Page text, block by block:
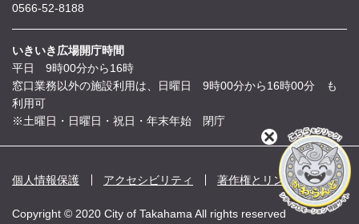
0566-52-8188
いきいき広場開庁時間
平日 9時00分から16時
窓口業務以外の施設利用は、日曜日 9時00分から16時00分 も
利用可
※土曜日・日曜日・祝日・年末年始 閉庁
個人情報保護 アクセシビリティ 著作権とリンク
Copyright © 2020 City of Takahama All rights reserved
閉